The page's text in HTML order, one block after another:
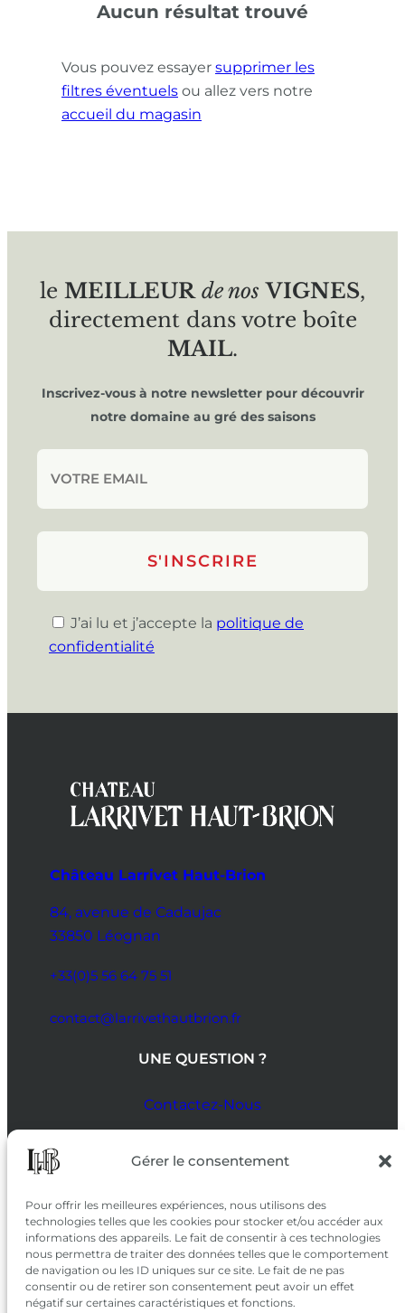
Gérer le consentement
Pour offrir les meilleures expériences, nous utilisons des
technologies telles que les cookies pour stocker et/ou accéder aux
informations des appareils. Le fait de consentir à ces technologies
nous permettra de traiter des données telles que le comportement
de navigation ou les ID uniques sur ce site. Le fait de ne pas
consentir ou de retirer son consentement peut avoir un effet
négatif sur certaines caractéristiques et fonctions.
Aucun résultat trouvé
Vous pouvez essayer supprimer les
filtres éventuels ou allez vers notre
accueil du magasin
le MEILLEUR de nos VIGNES,
directement dans votre boîte
MAIL.
Inscrivez-vous à notre newsletter pour découvrir
notre domaine au gré des saisons
J’ai lu et j’accepte la politique de
confidentialité
Château Larrivet Haut-Brion
84, avenue de Cadaujac
33850 Léognan
+33(0)5 56 64 75 51
contact@larrivethautbrion.fr
UNE QUESTION ?
Contactez-Nous
SUIVEZ-NOUS
SUR LES RÉSEAUX